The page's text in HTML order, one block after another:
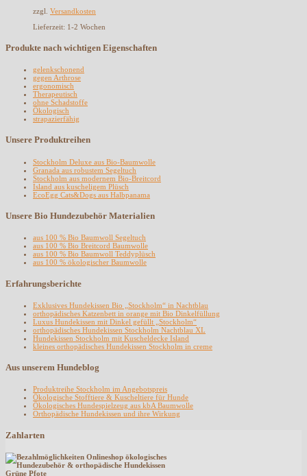
zzgl. Versandkosten
Lieferzeit: 1-2 Wochen
Produkte nach wichtigen Eigenschaften
gelenkschonend
gegen Arthrose
ergonomisch
Therapeutisch
ohne Schadstoffe
Ökologisch
strapazierfähig
Unsere Produktreihen
Stockholm Deluxe aus Bio-Baumwolle
Granada aus robustem Segeltuch
Stockholm aus modernem Bio-Breitcord
Island aus kuscheligem Plüsch
EcoEgg Cats&Dogs aus Halbpanama
Unsere Bio Hundezubehör Materialien
aus 100 % Bio Baumwoll Segeltuch
aus 100 % Bio Breitcord Baumwolle
aus 100 % Bio Baumwoll Teddyplüsch
aus 100 % ökologischer Baumwolle
Erfahrungsberichte
Exklusives Hundekissen Bio „Stockholm“ in Nachtblau
orthopädisches Katzenbett in orange mit Bio Dinkelfüllung
Luxus Hundekissen mit Dinkel gefüllt „Stockholm“
orthopädisches Hundekissen Stockholm Nachtblau XL
Hundekissen Stockholm mit Kuscheldecke Island
kleines orthopädisches Hundekissen Stockholm in creme
Aus unserem Hundeblog
Produktreihe Stockholm im Angebotspreis
Ökologische Stofftiere & Kuscheltiere für Hunde
Ökologisches Hundespielzeug aus kbA Baumwolle
Orthopädische Hundekissen und ihre Wirkung
Zahlarten